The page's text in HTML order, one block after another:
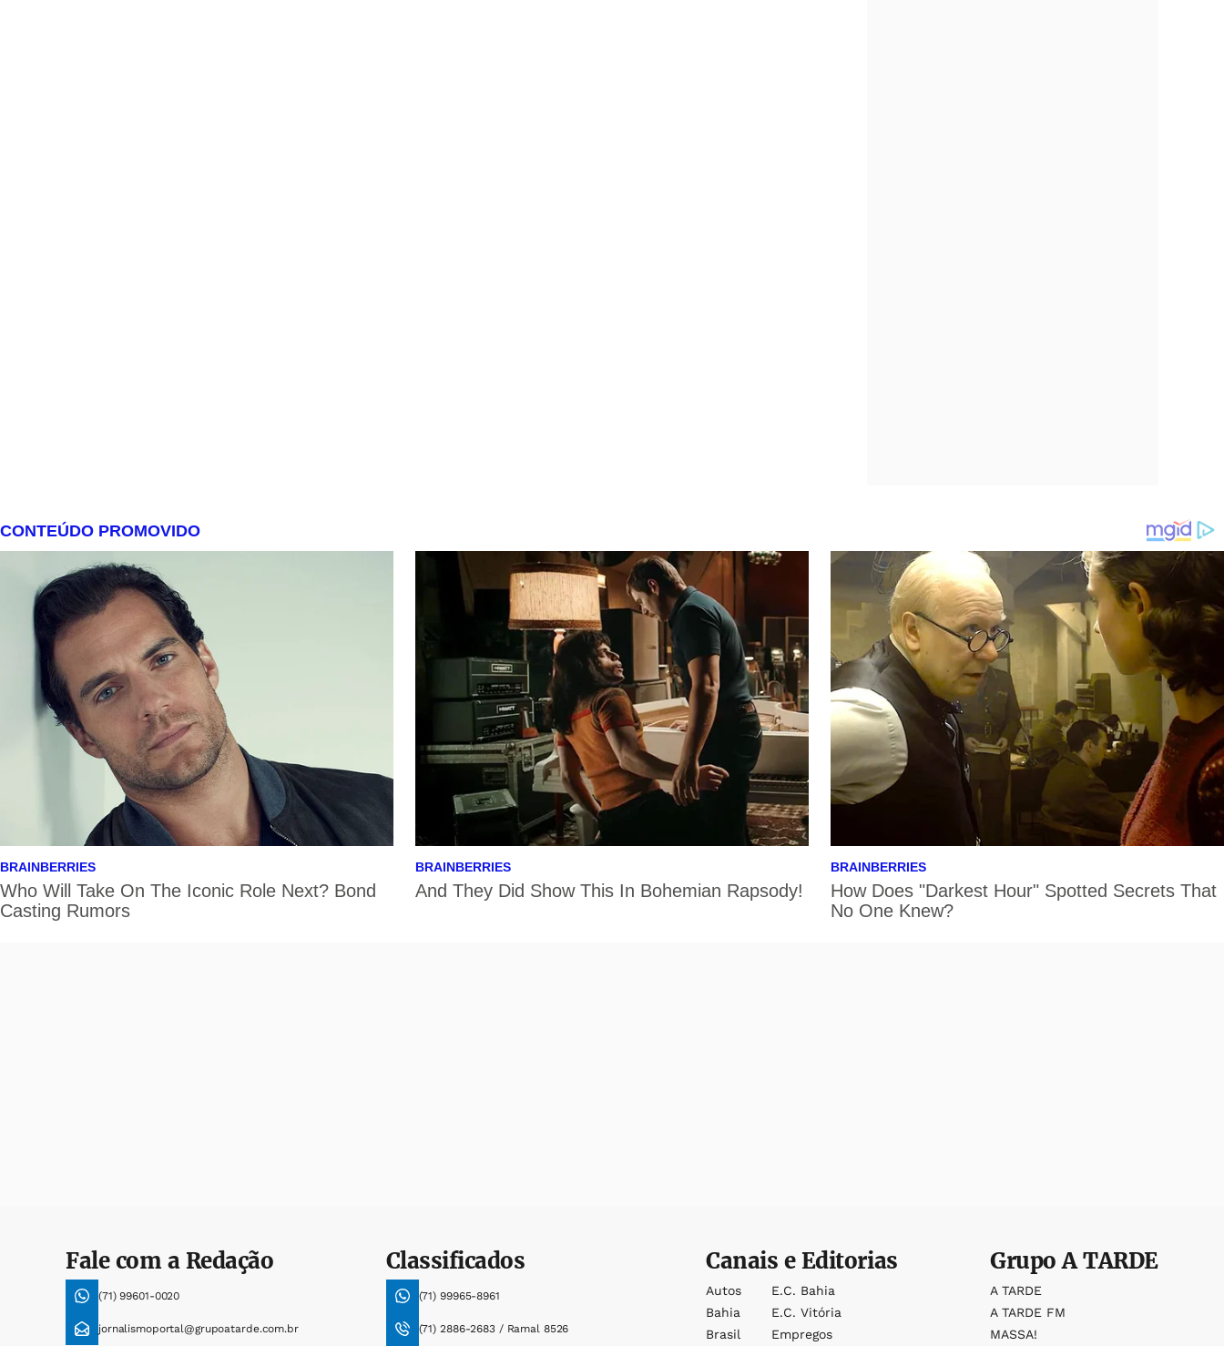
Fale com a Redação
(71) 99601-0020
jornalismoportal@grupoatarde.com.br
Classificados
(71) 99965-8961
(71) 2886-2683 / Ramal 8526
Canais e Editorias
Autos
Bahia
Brasil
E.c. Bahia
E.c. Vitória
Empregos
GrupoA TARDE
A TARDE
A TARDE FM
MASSA!